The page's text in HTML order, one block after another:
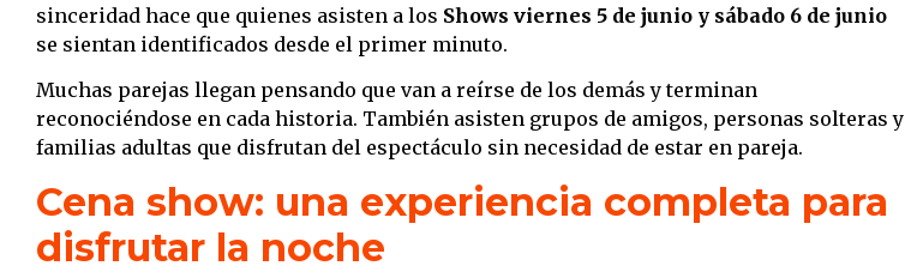
sinceridad hace que quienes asisten a los Shows viernes 5 de junio y sábado 6 de junio
se sientan identificados desde el primer minuto.
Muchas parejas llegan pensando que van a reírse de los demás y terminan
reconociéndose en cada historia. También asisten grupos de amigos, personas solteras y
familias adultas que disfrutan del espectáculo sin necesidad de estar en pareja.
Cena show: una experiencia completa para
disfrutar la noche